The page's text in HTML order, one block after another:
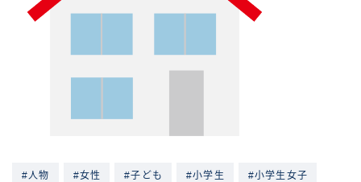
#人物 #女性 #子ども #小学生 #小学生女子